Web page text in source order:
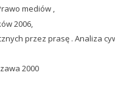
mediów ,
2006,
przez prasę . Analiza
2000